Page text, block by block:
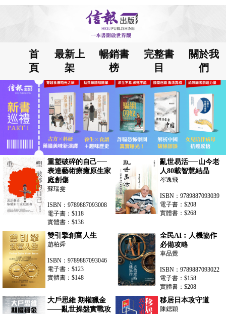
首
頁
最新上
架
暢銷書
榜
完整書
目
關於我
們
重塑破碎的自己──
表達藝術療癒原生家
庭創傷
蘇瑞雯
ISBN：9789887093008
電子書：$118
實體書：$138
亂世易活──山今老
人80載智慧結晶
岑逸飛
ISBN：9789887093039
電子書：$208
實體書：$268
雙引擎創富人生
趙柏舜
ISBN：9789887093046
電子書：$123
實體書：$148
全民AI︰人機協作
必備攻略
車品覺
ISBN：9789887093022
電子書：$158
實體書：$208
大戶思維 期權獵金
——亂世操盤實戰攻
移居日本攻守道
陳鍶穎